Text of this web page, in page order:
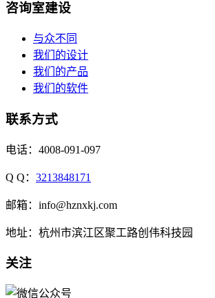
咨询室建设
与众不同
我们的设计
我们的产品
我们的软件
联系方式
电话：4008-091-097
Q Q： 3213848171
邮箱：info@hznxkj.com
地址： 杭州市滨江区聚工路创伟科技园
关注